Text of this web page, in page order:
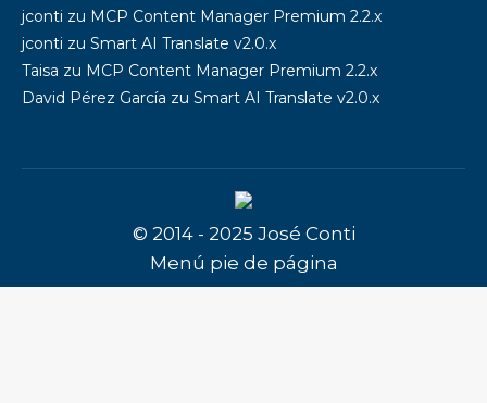
jconti zu MCP Content Manager Premium 2.2.x
jconti zu Smart AI Translate v2.0.x
Taisa zu MCP Content Manager Premium 2.2.x
David Pérez García zu Smart AI Translate v2.0.x
© 2014 - 2025 José Conti
Menú pie de página